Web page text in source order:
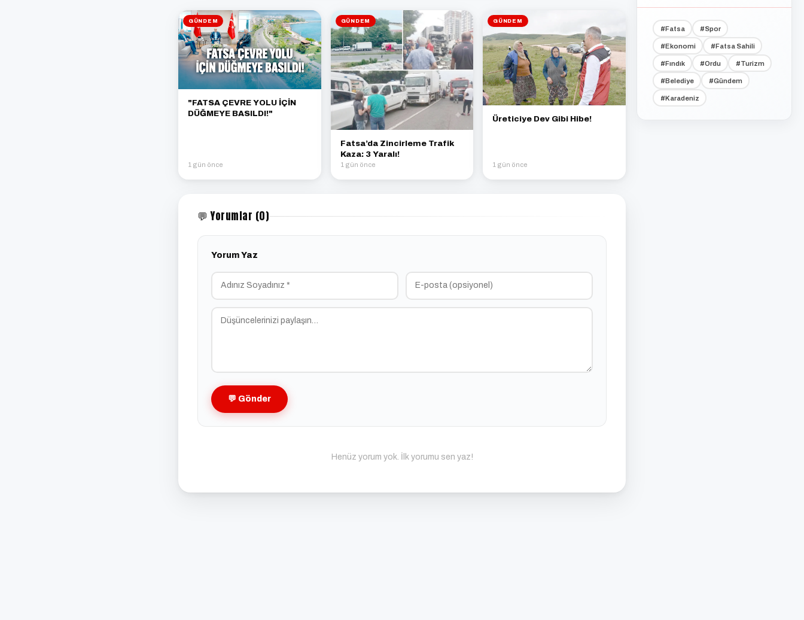
GÜNDEM
"FATSA ÇEVRE YOLU İÇİN
DÜĞMEYE BASILDI!"
1 gün önce
GÜNDEM
Fatsa’da Zincirleme Trafik
Kaza: 3 Yaralı!
1 gün önce
GÜNDEM
Üreticiye Dev Gibi Hibe!
1 gün önce
💬 Yorumlar (0)
Yorum Yaz
💬 Gönder
Henüz yorum yok. İlk yorumu sen yaz!
#Fatsa #Spor
#Ekonomi #Fatsa Sahili
#Fındık #Ordu #Turizm
#Belediye #Gündem
#Karadeniz